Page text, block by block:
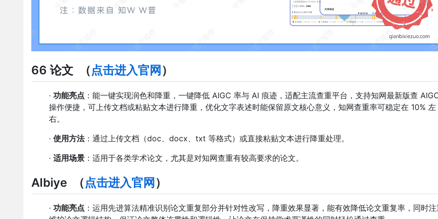
66 论文 （点击进入官网）
· 功能亮点 ：能一键实现润色和降重，一键降低 AIGC 率与 AI 痕迹，适配主流查重平台，支持知网最新版查
操作便捷，可上传文档或粘贴文本进行降重，优化文字表述时能保留原文核心意义，知网查重率可稳定在 10% 左
右。
· 使用方法：通过上传文档（doc、docx、txt 等格式）或直接粘贴文本进行降重处理。
· 适用场景 ：适用于各类学术论文，尤其是对知网查重有较高要求的论文。
AIbiye （点击进入官网 ）
· 功能亮点 ：运用先进算法精准识别论文重复部分并针对性改写，降重效果显著，能有效降低论文重复率，同时